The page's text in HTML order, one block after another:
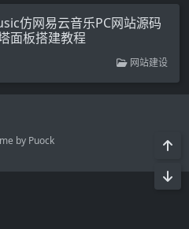
仿网易云音乐PC网站源码
面板搭建教程
网站建设
by Puock